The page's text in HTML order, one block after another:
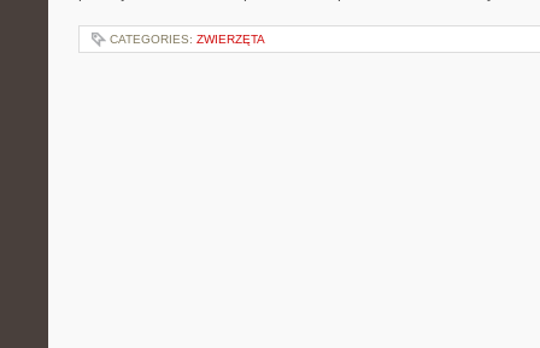
CATEGORIES: ZWIERZĘTA